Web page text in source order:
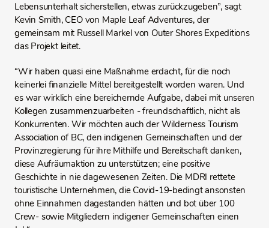
Lebensunterhalt sicherstellen, etwas zurückzugeben”, sagt
Kevin Smith, CEO von Maple Leaf Adventures, der
gemeinsam mit Russell Markel von Outer Shores Expeditions
das Projekt leitet.
“Wir haben quasi eine Maßnahme erdacht, für die noch
keinerlei finanzielle Mittel bereitgestellt worden waren. Und
es war wirklich eine bereichernde Aufgabe, dabei mit unseren
Kollegen zusammenzuarbeiten - freundschaftlich, nicht als
Konkurrenten. Wir möchten auch der Wilderness Tourism
Association of BC, den indigenen Gemeinschaften und der
Provinzregierung für ihre Mithilfe und Bereitschaft danken,
diese Aufräumaktion zu unterstützen; eine positive
Geschichte in nie dagewesenen Zeiten. Die MDRI rettete
touristische Unternehmen, die Covid-19-bedingt ansonsten
ohne Einnahmen dagestanden hätten und bot über 100
Crew- sowie Mitgliedern indigener Gemeinschaften einen